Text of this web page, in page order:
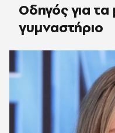
Οδηγός για τα
γυμναστήριο